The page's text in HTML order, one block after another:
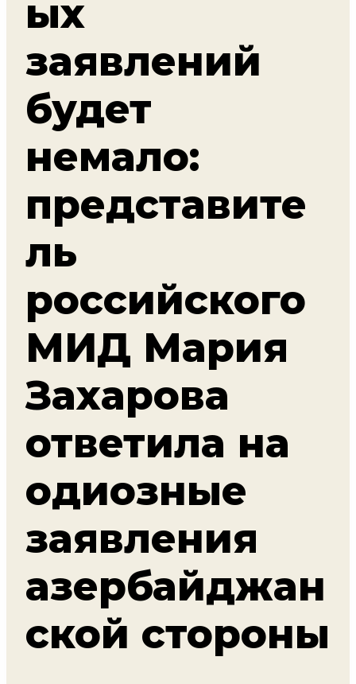
ых
заявлений
будет
немало:
представите
ль
российского
МИД Мария
Захарова
ответила на
одиозные
заявления
азербайджан
ской стороны